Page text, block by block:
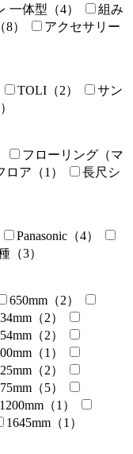
一体型（4）
組み
）
アクセサリー
TOLI（2）
サン
フローリング（マ
ア（1）
長尺シ
Panasonic（4）
（3）
650mm（2）
（2）
（2）
（1）
（2）
（5）
1200mm（1）
1645mm（1）